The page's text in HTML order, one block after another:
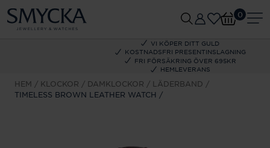
VI KÖPER DITT GULD
KOSTNADSFRI PRESENTINSLAGNING
FRI FÖRSÄKRING ÖVER 695KR
HEMLEVERANS
0
HEM KLOCKOR DAMKLOCKOR
LÄDERBAND
TIMELESS BROWN LEATHER WATCH